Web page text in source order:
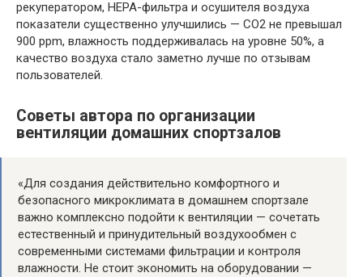
рекуператором, HEPA-фильтра и осушителя воздуха
показатели существенно улучшились — CO2 не превышал
900 ppm, влажность поддерживалась на уровне 50%, а
качество воздуха стало заметно лучше по отзывам
пользователей.
Советы автора по организации
вентиляции домашних спортзалов
«Для создания действительно комфортного и
безопасного микроклимата в домашнем спортзале
важно комплексно подойти к вентиляции — сочетать
естественный и принудительный воздухообмен с
современными системами фильтрации и контроля
влажности. Не стоит экономить на оборудовании —